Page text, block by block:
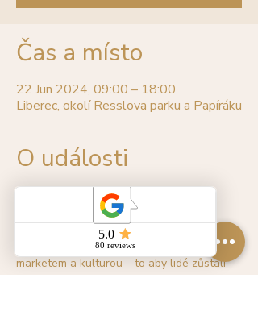
Čas a místo
22 Jun 2024, 09:00 – 18:00
Liberec, okolí Resslova parku a Papíráku
O události
Podstatou tatrhů je propojení několika
prvků do jednoho. Kombinujeme design
market s bleším trhem – to aby se z tatrhů
nestala bublina pro smetánku, s food
marketem a kulturou – to aby lidé zůstali
celý den a nikam nespěchali.